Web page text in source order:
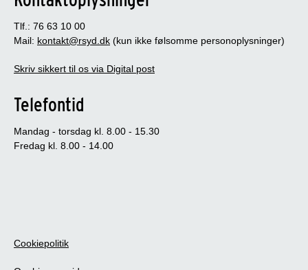
Tlf.: 76 63 10 00
Mail: kontakt@rsyd.dk (kun ikke følsomme personoplysninger)
Skriv sikkert til os via Digital post
Telefontid
Mandag - torsdag kl. 8.00 - 15.30
Fredag kl. 8.00 - 14.00
Cookiepolitik